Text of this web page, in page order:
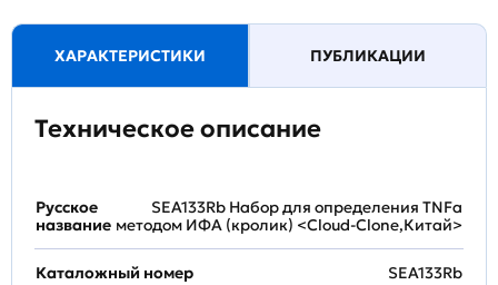
ХАРАКТЕРИСТИКИ ПУБЛИКАЦИИ
Техническое описание
Русское
название
SEA133Rb Набор для определения TNFa
методом ИФА (кролик) <Cloud-Clone,Китай>
Каталожный номер SEA133Rb